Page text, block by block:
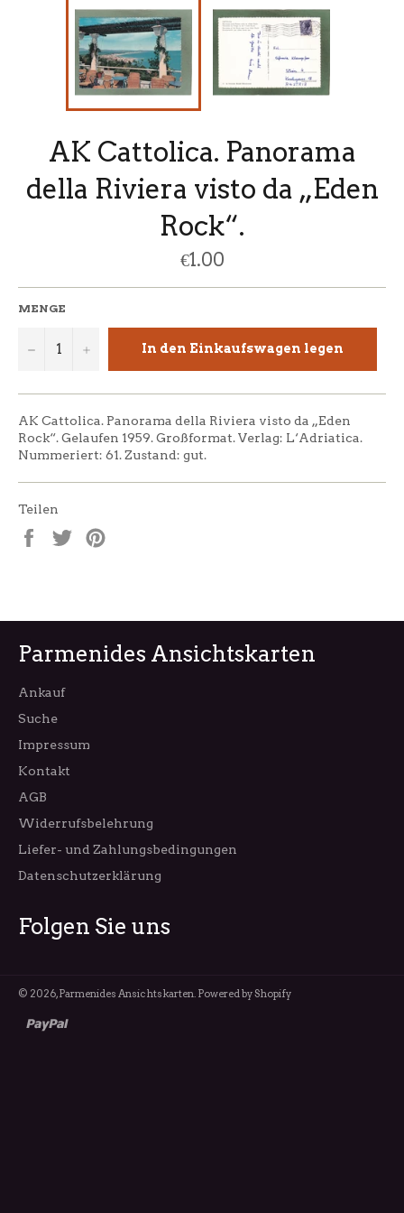
AK Cattolica. Panorama
della Riviera visto da „Eden
Rock“.
Normaler
Preis
€1.00
MENGE
− + In den Einkaufswagen legen
AK Cattolica. Panorama della Riviera visto da „Eden
Rock“. Gelaufen 1959. Großformat. Verlag: L‘Adriatica.
Nummeriert: 61. Zustand: gut.
Teilen
Auf
Facebook
Auf
Twitter
Parmenides Ansichtskarten
Ankauf
Suche
Impressum
Kontakt
AGB
Widerrufsbelehrung
Liefer- und Zahlungsbedingungen
Datenschutzerklärung
Folgen Sie uns
© 2026,Parmenides Ansichtskarten. Powered by Shopify